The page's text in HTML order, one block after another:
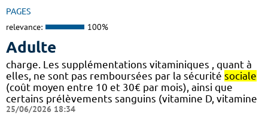
PAGES
relevance: 100%
Adulte
charge. Les supplémentations vitaminiques , quant à
elles, ne sont pas remboursées par la sécurité sociale
(coût moyen entre 10 et 30€ par mois), ainsi que
certains prélèvements sanguins (vitamine D, vitamine
25/06/2026 18:34